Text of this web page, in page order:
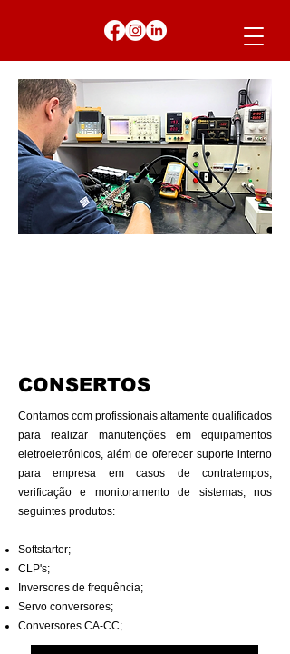
CONSERTOS
Contamos com profissionais altamente qualificados
para realizar manutenções em equipamentos
eletroeletrônicos, além de oferecer suporte interno
para empresa em casos de contratempos,
verificação e monitoramento de sistemas, nos
seguintes produtos:
​Softstarter;
​CLP's;
​Inversores de frequência;
​Servo conversores;
​Conversores CA-CC;